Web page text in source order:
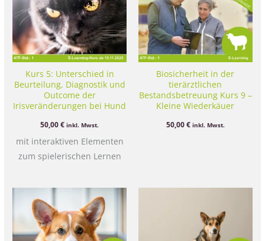
Kurs 5: Unterschied in
Beurteilung, Diagnostik und
Outcome der
Irisveränderungen bei Hund
50,00€ inkl. Mwst.
mit interaktiven Elementen
zum spielerischen Lernen
Biosicherheit in der
tierärztlichen
Bestandsbetreuung Kurs 9 –
Kleine Wiederkäuer
50,00€ inkl. Mwst.